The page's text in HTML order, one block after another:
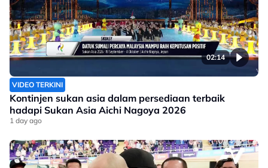
02:14
VIDEO TERKINI
Kontinjen sukan asia dalam persediaan terbaik
hadapi Sukan Asia Aichi Nagoya 2026
1 day ago